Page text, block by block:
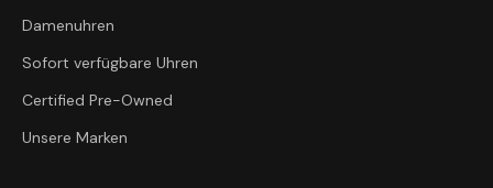
Damenuhren
Sofort verfügbare Uhren
Certified Pre-Owned
Unsere Marken